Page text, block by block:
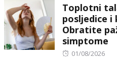
Toplotni
posljedice i
Obratite
simptome
Posted
01/08/2026